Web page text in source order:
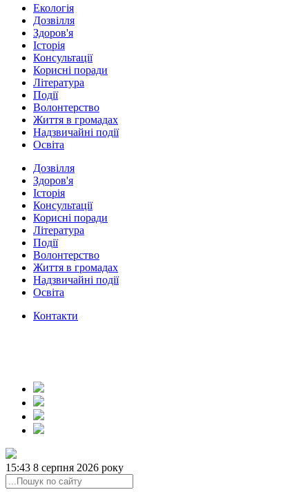
Екологія
Дозвілля
Здоров'я
Історія
Консультації
Корисні поради
Література
Події
Волонтерство
Життя в громадах
Надзвичайні події
Освіта
Дозвілля
Здоров'я
Історія
Консультації
Корисні поради
Література
Події
Волонтерство
Життя в громадах
Надзвичайні події
Освіта
Контакти
15:43 8 серпня 2026 року